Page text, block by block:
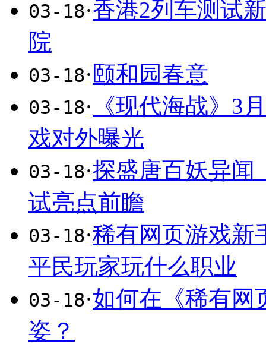
03-18·香港2列车测试
院
03-18·颐和园春意
03-18· 《现代海战》3
戏对外曝光
03-18·探盛唐百妖异闻
试亮点前瞻
03-18·稀有网页游戏新
平民玩家玩什么职业
03-18·如何在《稀有网
姿？